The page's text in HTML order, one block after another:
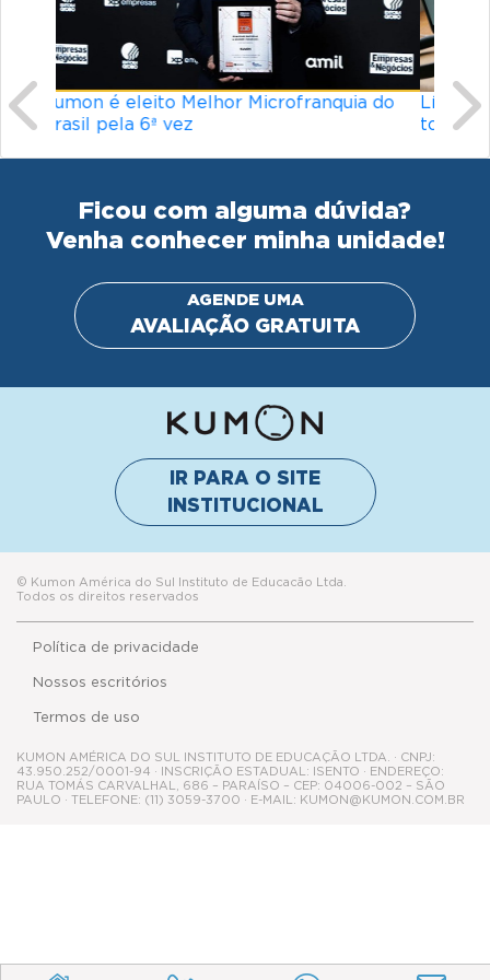
Ficou com alguma dúvida?
Venha conhecer minha unidade!
IR PARA O SITE
Todos os direitos reservados
Política de privacidade
Termos de uso
Nossos escritórios
KUMON AMÉRICA DO SUL INSTITUTO DE EDUCAÇÃO LTDA. · CNPJ:
43.950.252/0001-94 · INSCRIÇÃO ESTADUAL: ISENTO · ENDEREÇO:
RUA TOMÁS CARVALHAL, 686 – PARAÍSO – CEP: 04006-002 – SÃO